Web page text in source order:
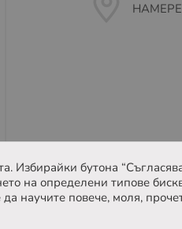
Избирайки бутона
на определени типове
научите повече, моля,